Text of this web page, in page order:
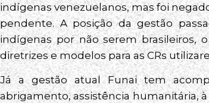
indígenas venezuelanos, mas foi
pendente. A posição da gestão
indígenas por não serem brasileiros,
diretrizes e modelos para as CRs
Já a gestão atual Funai tem
abrigamento, assistência humanitária,